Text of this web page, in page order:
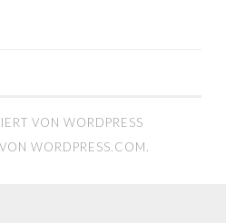
VON WORDPRESS
WORDPRESS.COM